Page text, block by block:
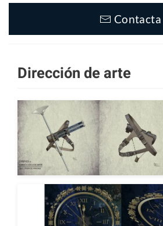
Contacta
Dirección de arte